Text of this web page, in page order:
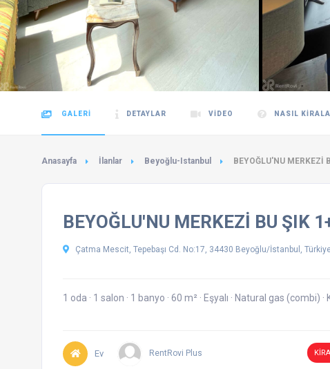
GALERI DETAYLAR VIDEO NASIL
Anasayfa İlanlar Beyoğlu-Istanbul BEYOĞLU'NU MERKEZİ
BEYOĞLU'NU MERKEZİ BU ŞIK
Çatma Mescit, Tepebaşı Cd. No:17, 34430 Beyoğlu/İstanbul,
1 oda · 1 salon · 1 banyo · 60 m² · Eşyalı · Natural gas (combi) ·
Ev RentRovi Plus